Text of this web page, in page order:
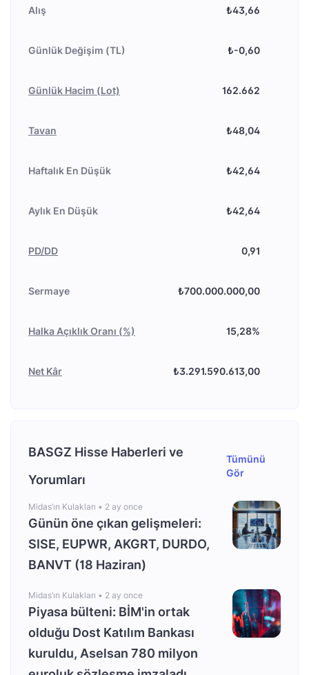
Alış ₺43,66
Günlük Değişim (TL) ₺-0,60
Günlük Hacim (Lot) 162.662
Tavan ₺48,04
Haftalık En Düşük ₺42,64
Aylık En Düşük ₺42,64
PD/DD 0,91
Sermaye ₺700.000.000,00
Halka Açıklık Oranı (%) 15,28%
Net Kâr ₺3.291.590.613,00
BASGZ Hisse Haberleri ve
Yorumları
Tümünü
Gör
Midas’ın Kulakları • 2 ay once
Günün öne çıkan gelişmeleri:
SISE, EUPWR, AKGRT, DURDO,
BANVT (18 Haziran)
Midas’ın Kulakları • 2 ay once
Piyasa bülteni: BİM'in ortak
olduğu Dost Katılım Bankası
kuruldu, Aselsan 780 milyon